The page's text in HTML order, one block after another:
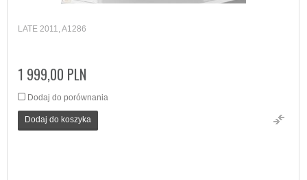
LATE 2011, A1286
1 999,00 PLN
Dodaj do porównania
Dodaj do koszyka